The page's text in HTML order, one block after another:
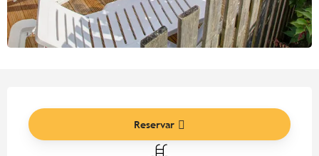
Reservar
Piscina